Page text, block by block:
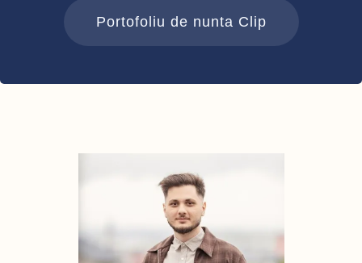
Portofoliu de nunta Clip